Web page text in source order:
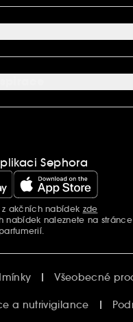
cookie
Sephora
akčních nabídek zde
nabídek naleznete na
Všeobecné
a nutrivigilance